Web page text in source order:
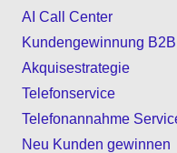
AI Call Center
Kundengewinnung B2B
Akquisestrategie
Telefonservice
Telefonannahme
Neu Kunden gewinnen